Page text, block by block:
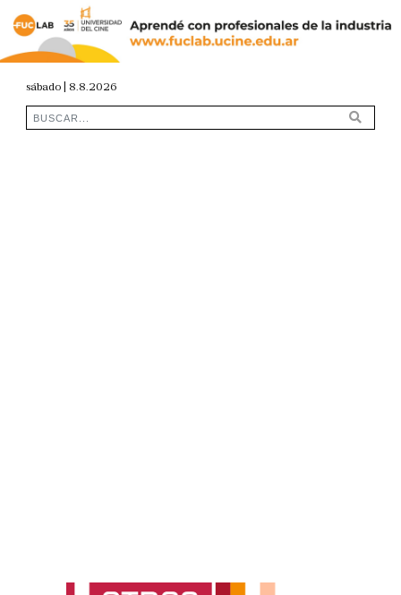
sábado | 8.8.2026